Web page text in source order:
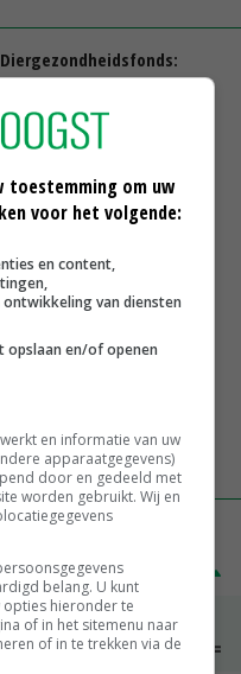
meebetalen
vergoedt
vaarzen
om de arm bij weren
€ 269,00
€ 1,09~ € 1,11
toestemming om uw
voor het volgende:
en content,
van diensten
opslaan en/of openen
en informatie van uw
apparaatgegevens)
door en gedeeld met
worden gebruikt. Wij en
belang. U kunt
hieronder te
of in het sitemenu naar
of in te trekken via de